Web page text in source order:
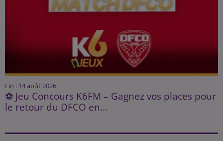
Fin : 14 août 2026
⚽ Jeu Concours K6FM – Gagnez vos places pour
le retour du DFCO en...